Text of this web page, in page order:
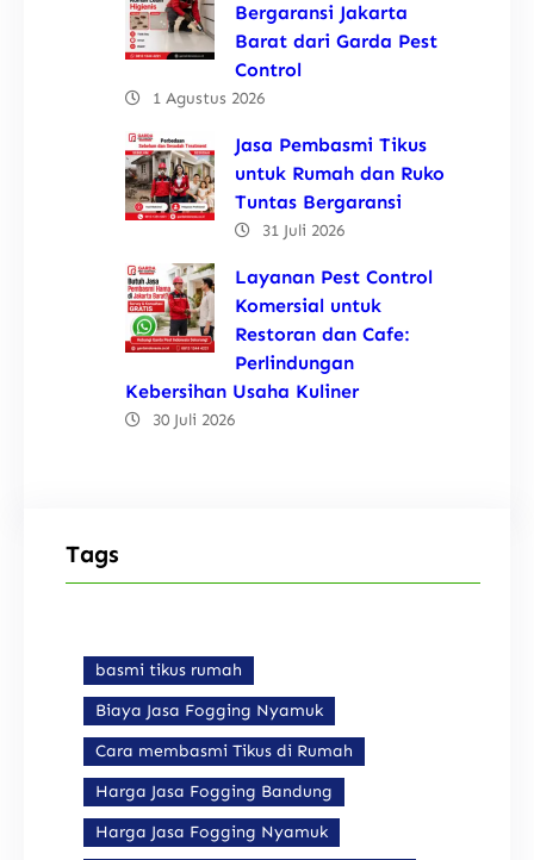
Bergaransi Jakarta
Barat dari Garda Pest
Control
1 Agustus 2026
Jasa Pembasmi Tikus
untuk Rumah dan Ruko
Tuntas Bergaransi
31 Juli 2026
Layanan Pest Control
Komersial untuk
Restoran dan Cafe:
Perlindungan
Kebersihan Usaha Kuliner
30 Juli 2026
Tags
basmi tikus rumah
Biaya Jasa Fogging Nyamuk
Cara membasmi Tikus di Rumah
Harga Jasa Fogging Bandung
Harga Jasa Fogging Nyamuk